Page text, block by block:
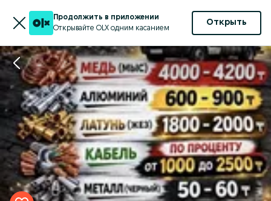
Продолжить в приложении
Открывайте OLX одним касанием
Открыть